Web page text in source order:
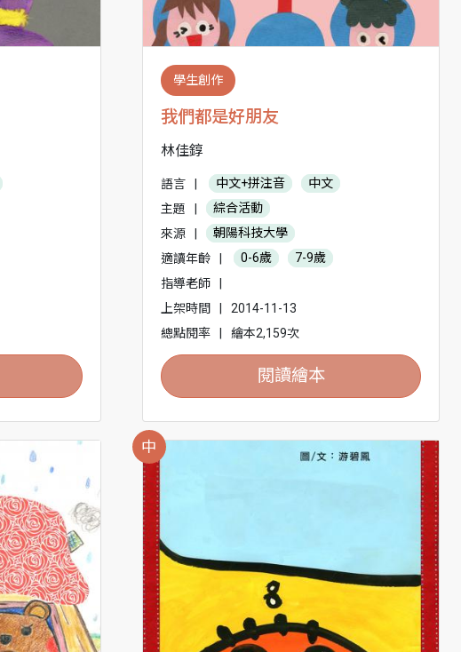
學生創作
我們都是好朋友
林佳錞
語言 中文+拼注音
中文
主題
綜合活動
來源
朝陽科技大學
適讀年齡
0-6歲
7-9歲
指導老師
上架時間
2014-11-13
總點閱率
繪本2,159次
閱讀繪本
中